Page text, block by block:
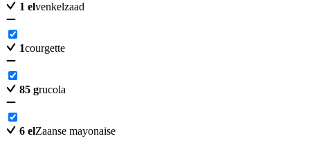
1 elvenkelzaad
1courgette
85 grucola
6 elZaanse mayonaise